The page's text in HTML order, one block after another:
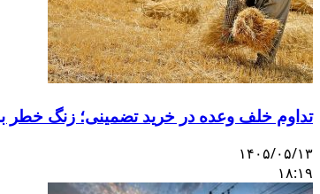
تداوم خلف وعده در خرید تضمینی؛ زنگ
۱۴۰۵/۰۵/۱۳
۱۸:۱۹